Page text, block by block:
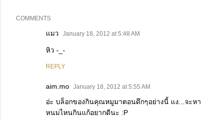
COMMENTS
แมว January 18, 2012 at 5:48 AM
หิว -_-
REPLY
aim.mo January 18, 2012 at 5:55 AM
อ่ะ บล็อกของกินคุณหมูมาตอนดึกๆอย่างนี้ แง...จะหา
หนมไหนกินแก้อยากดีนะ :P